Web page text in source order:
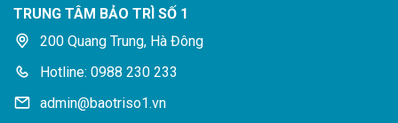
TRUNG TÂM BẢO TRÌ SỐ 1
200 Quang Trung, Hà Đông
Hotline: 0988 230 233
admin@baotriso1.vn